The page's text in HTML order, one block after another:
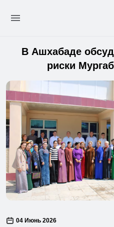
В Ашхабаде
риски
04 Июнь 2026